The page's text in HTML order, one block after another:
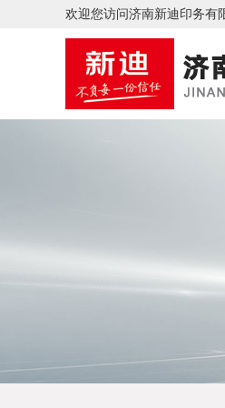
欢迎您访问济南新迪印务有